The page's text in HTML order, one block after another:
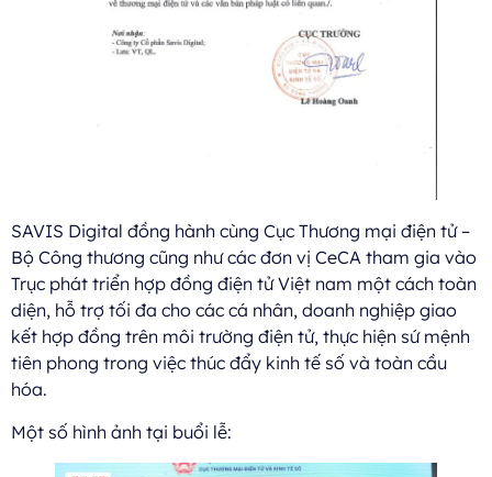
SAVIS Digital đồng hành cùng Cục Thương mại điện tử –
Bộ Công thương cũng như các đơn vị CeCA tham gia vào
Trục phát triển hợp đồng điện tử Việt nam một cách toàn
diện, hỗ trợ tối đa cho các cá nhân, doanh nghiệp giao
kết hợp đồng trên môi trường điện tử, thực hiện sứ mệnh
tiên phong trong việc thúc đẩy kinh tế số và toàn cầu
hóa.
Một số hình ảnh tại buổi lễ: